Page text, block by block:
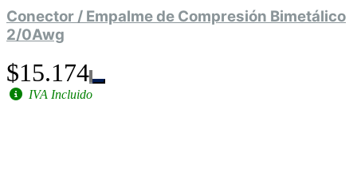
Conector / Empalme de Compresión Bimetálico
2/0Awg
$15.174
IVA Incluido